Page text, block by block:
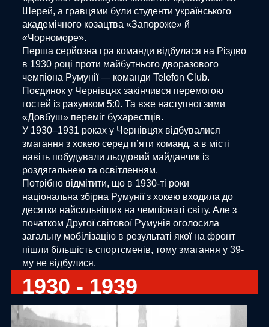
Шерей, а гравцями були студенти українського
академічного козацтва «Запороже» й
«Чорноморе».
Перша серйозна гра команди відбулася на Різдво
в 1930 році проти майбутнього дворазового
чемпіона Румунії — команди Telefon Club.
Поєдинок у Чернівцях закінчився перемогою
гостей із рахунком 5:0. Та вже наступної зими
«Довбуш» переміг бухарестців.
У 1930–1931 роках у Чернівцях відбувалися
змагання з хокею серед п’яти команд, а в місті
навіть побудували льодовий майданчик із
роздягальнею та освітленням.
Потрібно відмітити, що в 1930-ті роки
національна збірна Румунії з хокею входила до
десятки найсильніших на чемпіонаті світу. Але з
початком Другої світової Румунія оголосила
загальну мобілізацію в результаті якої на фронт
пішли більшість спортсменів, тому змагання у 39-
му не відбулися.
1930 - 1939